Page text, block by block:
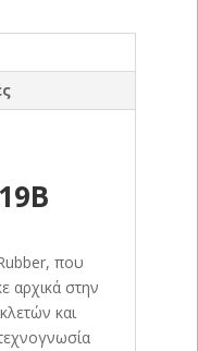
που
αρχικά στην
και